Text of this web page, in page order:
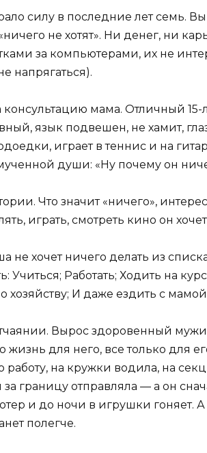
силу в последние лет семь.
не хотят». Ни денег, ни
за компьютерами, их не
напрягаться).
мама. Отличный
язык подвешен, не хамит,
играет в теннис и на
души: «Ну почему он
Что значит «ничего»,
играть, смотреть кино он
не хочет ничего делать из
Учиться; Работать; Ходить на
хозяйству; И даже ездить с мамой
Вырос здоровенный
для него, все только для
работу, на кружки водила, на
границу отправляла — а он
и до ночи в игрушки гоняет. А
полегче.